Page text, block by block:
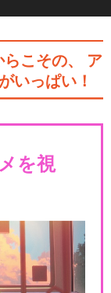
こその、
ア
いっぱい！
を視